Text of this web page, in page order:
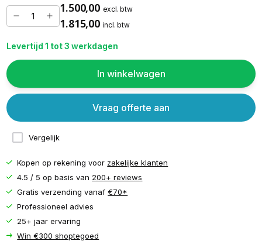
1.500,00 excl. btw
1.815,00 incl. btw
Levertijd 1 tot 3 werkdagen
In winkelwagen
Vergelijk
Vraag offerte aan
Kopen op rekening voor zakelijke klanten
4.5 / 5 op basis van 200+ reviews
Gratis verzending vanaf€70*
Professioneel advies
25+ jaar ervaring
Win €300 shoptegoed